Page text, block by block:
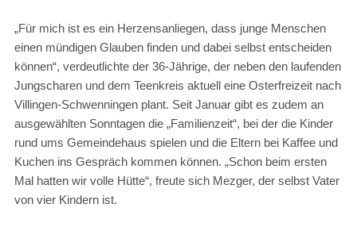
„Für mich ist es ein Herzensanliegen, dass junge Menschen
einen mündigen Glauben finden und dabei selbst entscheiden
können“, verdeutlichte der 36-Jährige, der neben den laufenden
Jungscharen und dem Teenkreis aktuell eine Osterfreizeit nach
Villingen-Schwenningen plant. Seit Januar gibt es zudem an
ausgewählten Sonntagen die „Familienzeit“, bei der die Kinder
rund ums Gemeindehaus spielen und die Eltern bei Kaffee und
Kuchen ins Gespräch kommen können. „Schon beim ersten
Mal hatten wir volle Hütte“, freute sich Mezger, der selbst Vater
von vier Kindern ist.